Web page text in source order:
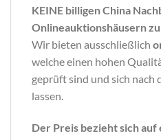
KEINE billigen China
Onlineauktionshäusern
Wir bieten ausschließlich
welche einen hohen
geprüft sind und sich nach
lassen.
Der Preis bezieht sich auf